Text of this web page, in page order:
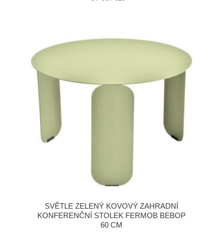
SVĚTLE ZELENÝ KOVOVÝ ZAHRADNÍ
KONFERENČNÍ STOLEK FERMOB BEBOP
60 CM